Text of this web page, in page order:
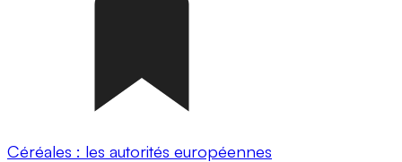
Céréales : les autorités européennes